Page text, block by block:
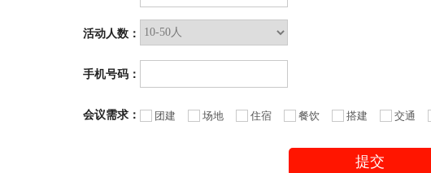
活动人数：
手机号码：
会议需求： 团建 场地 住宿 餐饮 搭建 交通